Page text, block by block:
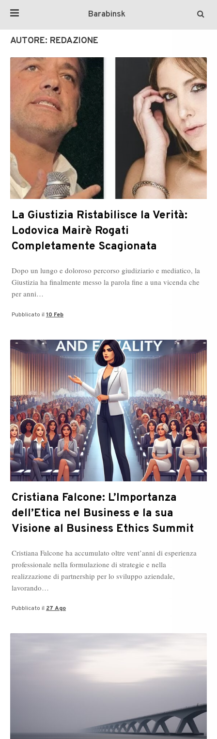
Barabinsk
AUTORE: REDAZIONE
La Giustizia Ristabilisce la Verità:
Lodovica Mairè Rogati
Completamente Scagionata
Dopo un lungo e doloroso percorso giudiziario e mediatico, la
Giustizia ha finalmente messo la parola fine a una vicenda che
per anni…
Pubblicato il 10 Feb
Cristiana Falcone: L’Importanza
dell’Etica nel Business e la sua
Visione al Business Ethics Summit
Cristiana Falcone ha accumulato oltre vent’anni di esperienza
professionale nella formulazione di strategie e nella
realizzazione di partnership per lo sviluppo aziendale,
lavorando…
Pubblicato il 27 Ago